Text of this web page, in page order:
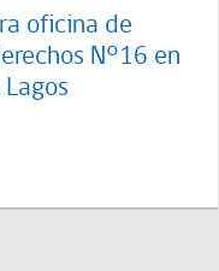
oficina de
N°16 en